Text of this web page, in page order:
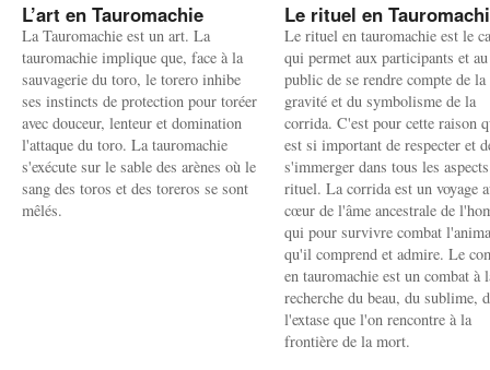
L’art en Tauromachie
La Tauromachie est un art. La
tauromachie implique que, face à la
sauvagerie du toro, le torero inhibe
ses instincts de protection pour toréer
avec douceur, lenteur et domination
l'attaque du toro. La tauromachie
s'exécute sur le sable des arènes où le
sang des toros et des toreros se sont
mêlés.
Le rituel en
Le rituel en tauromachie est le
qui permet aux participants et au
public de se rendre compte de la
gravité et du symbolisme de la
corrida. C'est pour cette raison
est si important de respecter et
s'immerger dans tous les
rituel. La corrida est un voyage
cœur de l'âme ancestrale de
qui pour survivre combat
qu'il comprend et admire. Le
en tauromachie est un combat à
recherche du beau, du sublime,
l'extase que l'on rencontre à la
frontière de la mort.